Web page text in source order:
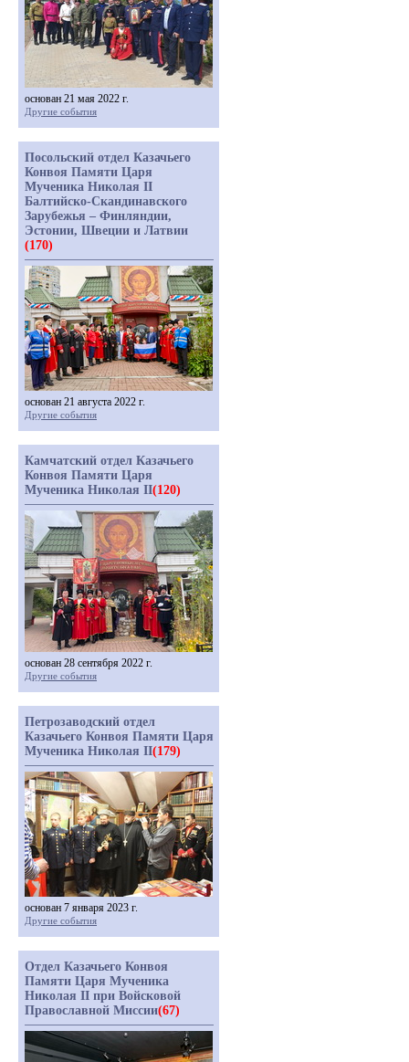
основан 21 мая 2022 г.
Другие события
Посольский отдел Казачьего
Конвоя Памяти Царя
Мученика Николая II
Балтийско-Скандинавского
Зарубежья – Финляндии,
Эстонии, Швеции и Латвии
(170)
основан 21 августа 2022 г.
Другие события
Камчатский отдел Казачьего
Конвоя Памяти Царя
Мученика Николая II(120)
основан 28 сентября 2022 г.
Другие события
Петрозаводский отдел
Казачьего Конвоя Памяти Царя
Мученика Николая II(179)
основан 7 января 2023 г.
Другие события
Отдел Казачьего Конвоя
Памяти Царя Мученика
Николая II при Войсковой
Православной Миссии(67)